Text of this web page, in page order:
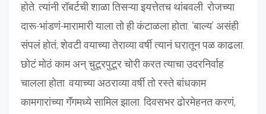
होते. त्यांनी रॉबर्टची शाळा तिसऱ्या इयत्तेतच थांबवली. रोजच्या
दारू-भांडणं-मारामारी याला तो ही कंटाळला होता. ‘बाल्य’ असंही
संपलं होतं; शेवटी वयाच्या तेराव्या वर्षी त्यानं घरातून पळ काढला.
छोटं मोठं काम अन् चुटूरपुटूर चोरी करत त्याचा उदरनिर्वाह
चालला होता. वयाच्या अठराव्या वर्षी तो रस्ते बांधकाम
कामगारांच्या गॅंगमध्ये सामिल झाला. दिवसभर ढोरमेहनत करणं,